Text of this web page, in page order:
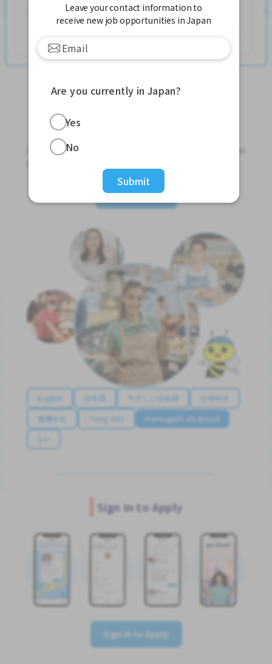
Postou 2 semanas atrás
Ver mais
Jobs For Foreigners In Japan
Apply for Part-Time Jobs, Full-Time Jobs and Tokutei
Get Started
English 日本語 やさしい日本語
简体中文
繁體中文
Tiếng Việt
Português do Brasil
န်မာ
Sign In to Apply
Sign In to Apply
Leave your contact information to
receive new job opportunities in Japan
Are you currently in Japan?
Yes
No
Submit